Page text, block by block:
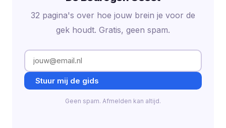
32 pagina's over hoe jouw brein je voor de
gek houdt. Gratis, geen spam.
Stuur mij de gids
Geen spam. Afmelden kan altijd.